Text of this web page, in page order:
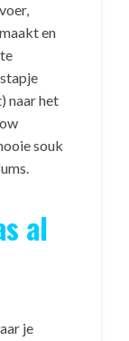
en
naar het
souk
al
je